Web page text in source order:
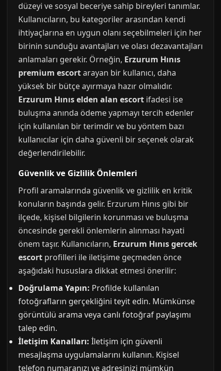
düzeyi ve sosyal beceriye sahip bireyleri tanımlar.
Kullanıcıların, bu kategoriler arasından kendi
ihtiyaçlarına en uygun olanı seçebilmeleri için her
birinin sunduğu avantajları ve olası dezavantajları
anlamaları gerekir. Örneğin, Erzurum Hınıs
premium escortarayan bir kullanıcı, daha
yüksek bir bütçe ayırmaya hazır olmalıdır.
Erzurum Hınıs elden alan escort ifadesi ise
buluşma anında ödeme yapmayı tercih edenler
için kullanılan bir terimdir ve bu yöntem bazı
kullanıcılar için daha güvenli bir seçenek olarak
değerlendirilebilir.
Güvenlik ve Gizlilik Önlemleri
Profil aramalarında güvenlik ve gizlilik en kritik
konuların başında gelir. Erzurum Hınıs gibi bir
ilçede, kişisel bilgilerin korunması ve buluşma
öncesinde gerekli önlemlerin alınması hayati
önem taşır. Kullanıcıların, Erzurum Hınıs gercek
escort profilleri ile iletişime geçmeden önce
aşağıdaki hususlara dikkat etmesi önerilir:
Doğrulama Yapın: Profilde kullanılan
fotoğrafların gerçekliğini teyit edin. Mümkünse
görüntülü arama veya canlı fotoğraf paylaşımı
talep edin.
İletişim Kanalları: İletişim için güvenli
mesajlaşma uygulamalarını kullanın. Kişisel
telefon numaranızı ve adresinizi mümkün